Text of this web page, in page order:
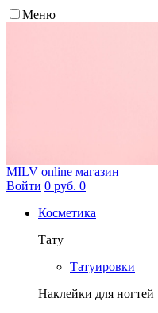
Меню
MILV online магазин
Войти 0 руб. 0
Косметика
Тату
Татуировки
Наклейки для ногтей